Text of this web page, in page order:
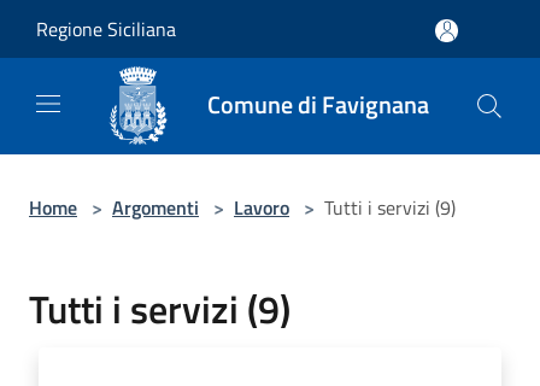
Regione Siciliana
Comune di Favignana
Home > Argomenti > Lavoro > Tutti i servizi (9)
Tutti i servizi (9)